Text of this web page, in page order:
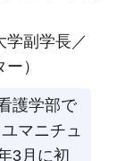
学副学長／
）
護学部で
マニチュ
3月に初